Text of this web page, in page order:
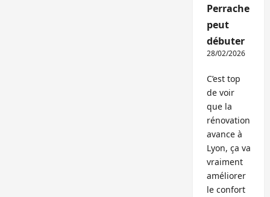
Perrache
peut
débuter
28/02/2026
C’est top
de voir
que la
rénovation
avance à
Lyon, ça va
vraiment
améliorer
le confort